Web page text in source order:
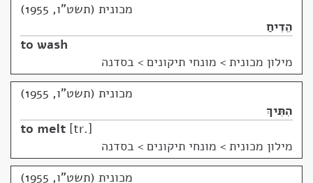
מכונית (תשט"ו, 1955)
הֵדִיחַ
to wash
מילון מכונית > מונחי תיקונים > בסדנה
מכונית (תשט"ו, 1955)
הִתִּיךְ
to melt tr.
מילון מכונית > מונחי תיקונים > בסדנה
מכונית (תשט"ו, 1955)